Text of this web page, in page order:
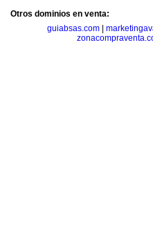
Otros dominios en venta:
guiabsas.com